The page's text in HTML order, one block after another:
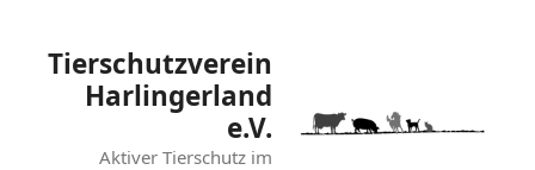
springenTierschutzverein
Harlingerland
e.V.
Aktiver Tierschutz im